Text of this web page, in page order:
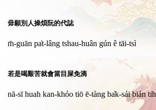
毋願別人操煩阮的代誌
m̄-guān pa̍t-lâng tshau-huân gún ê tāi-tsì
若是喝艱苦就會當目屎免滴
nā-sī huah kan-khóo tiō ē-tàng ba̍k-sái bián tih